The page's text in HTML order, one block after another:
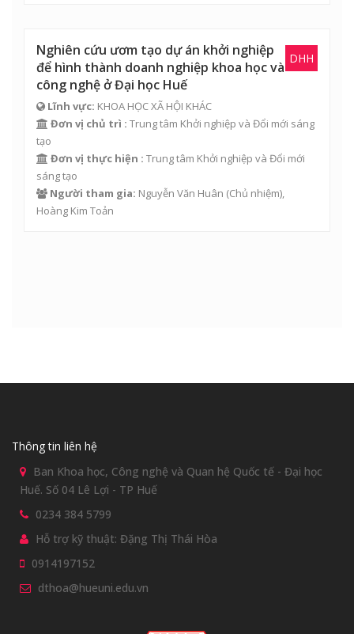
DHH
Nghiên cứu ươm tạo dự án khởi nghiệp
để hình thành doanh nghiệp khoa học và
công nghệ ở Đại học Huế
Lĩnh vực: KHOA HỌC XÃ HỘI KHÁC
Đơn vị chủ trì : Trung tâm Khởi nghiệp và Đổi mới sáng
tạo
Đơn vị thực hiện : Trung tâm Khởi nghiệp và Đổi mới
sáng tạo
Người tham gia: Nguyễn Văn Huân (Chủ nhiệm),
Hoàng Kim Toản
Thông tin liên hệ
Ban Khoa học, Công nghệ và Quan hệ Quốc tế - Đại học
Huế. Số 04 Lê Lợi - TP Huế
0234 384 5799
Hỗ trợ kỹ thuật: Đặng Thị Thái Hòa
0914197152
dthoa@hueuni.edu.vn